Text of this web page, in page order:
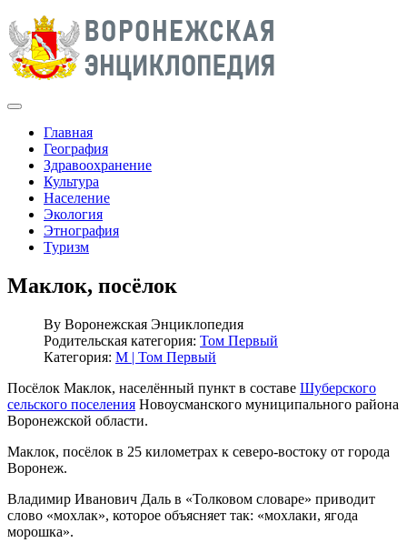
Главная
География
Здравоохранение
Культура
Население
Экология
Этнография
Туризм
Маклок, посёлок
By Воронежская Энциклопедия
Родительская категория: Том Первый
Категория: М | Том Первый
Посёлок Маклок, населённый пункт в составе Шуберского
сельского поселения Новоусманского муниципального района
Воронежской области.
Маклок, посёлок в 25 километрах к северо-востоку от города
Воронеж.
Владимир Иванович Даль в «Толковом словаре» приводит
слово «мохлак», которое объясняет так: «мохлаки, ягода
морошка».